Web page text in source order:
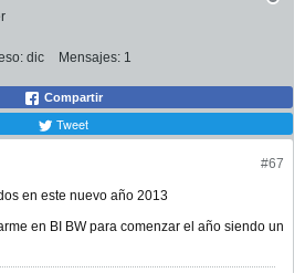
dic Mensajes: 1
Compartir
Tweet
#67
en este nuevo año 2013
en BI BW para comenzar el año siendo un